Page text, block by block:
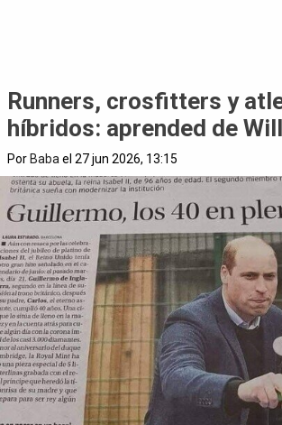
Runners, crosfitters y
híbridos: aprended de
PorBaba el 27 jun 2026, 13:15